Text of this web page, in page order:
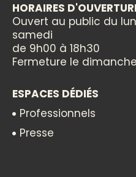
HORAIRES
Ouvert au public du
samedi
de 9h00 à 18h30
Fermeture le dimanche
ESPACES DÉDIÉS
Professionnels
Presse